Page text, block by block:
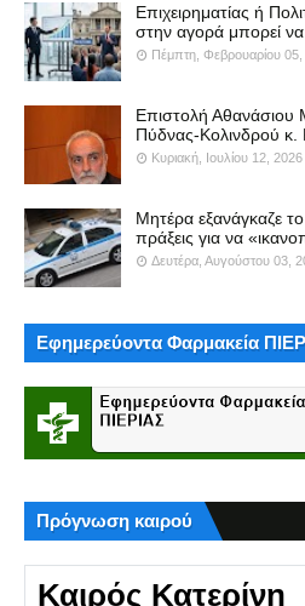
Επιχειρηματίας ή
στην αγορά μπορεί
Πέμπτη, Φεβρουαρίου
Επιστολή
Πύδνας-Κολινδρού κ.
Κυριακή, Ιουλίου 12, 2026
Μητέρα εξανάγκαζε
πράξεις για να
Δευτέρα, Αυγούστου 03,
Εφημερεύοντα Φαρμακεία
Πρόγνωση καιρού
Καιρός Κατερίνη